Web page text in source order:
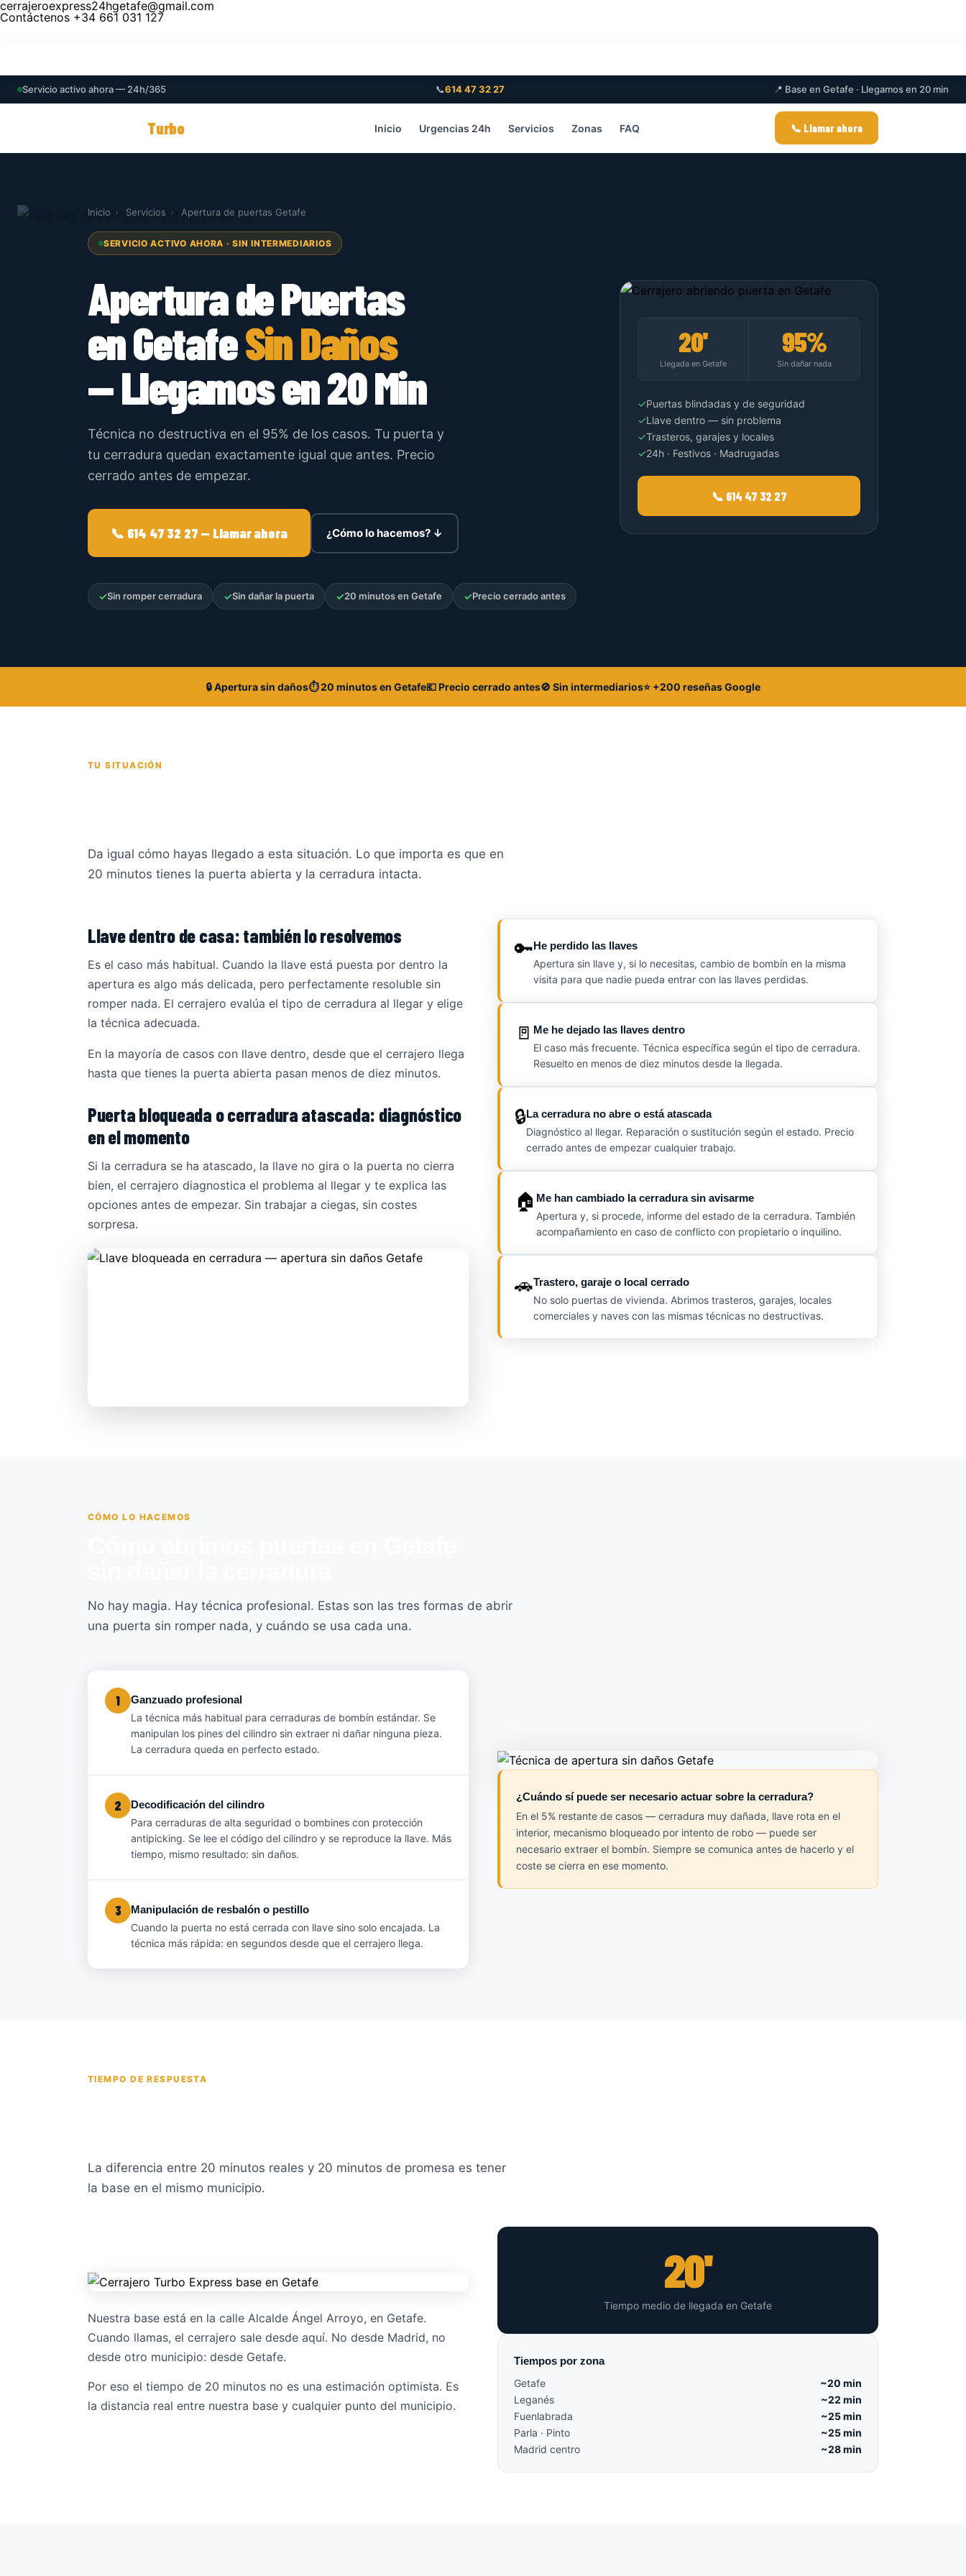
cerrajeroexpress24hgetafe@gmail.com
Contáctenos +34 661 031 127
Servicio activo ahora — 24h/365 📞614 47 32 27 📍 Base en Getafe · Llegamos en 20 min
TurboExpress Inicio Urgencias 24h Servicios Zonas FAQ 📞 Llamar ahora
Inicio › Servicios › Apertura de puertas Getafe
SERVICIO ACTIVO AHORA · SIN INTERMEDIARIOS
Apertura de Puertas
en GetafeSin Daños
— Llegamos en 20 Min
Técnica no destructiva en el 95% de los casos. Tu puerta y
tu cerradura quedan exactamente igual que antes. Precio
cerrado antes de empezar.
📞 614 47 32 27 — Llamar ahora ¿Cómo lo hacemos? ↓
✓Sin romper cerradura ✓Sin dañar la puerta ✓20 minutos en Getafe ✓Precio cerrado antes
20'
Llegada en Getafe
95%
Sin dañar nada
✓Puertas blindadas y de seguridad
✓Llave dentro — sin problema
✓Trasteros, garajes y locales
✓24h · Festivos · Madrugadas
📞 614 47 32 27
🔒 Apertura sin daños⏱️ 20 minutos en Getafe💶 Precio cerrado antes🚫 Sin intermediarios⭐ +200 reseñas Google
TU SITUACIÓN
Da igual cómo hayas llegado a esta situación. Lo que importa es que en
20 minutos tienes la puerta abierta y la cerradura intacta.
Llave dentro de casa: también lo resolvemos
Es el caso más habitual. Cuando la llave está puesta por dentro la
apertura es algo más delicada, pero perfectamente resoluble sin
romper nada. El cerrajero evalúa el tipo de cerradura al llegar y elige
la técnica adecuada.
En la mayoría de casos con llave dentro, desde que el cerrajero llega
hasta que tienes la puerta abierta pasan menos de diez minutos.
Puerta bloqueada o cerradura atascada: diagnóstico
en el momento
Si la cerradura se ha atascado, la llave no gira o la puerta no cierra
bien, el cerrajero diagnostica el problema al llegar y te explica las
opciones antes de empezar. Sin trabajar a ciegas, sin costes
sorpresa.
🔑He perdido las llaves
Apertura sin llave y, si lo necesitas, cambio de bombín en la misma
visita para que nadie pueda entrar con las llaves perdidas.
🚪 Me he dejado las llaves dentro
El caso más frecuente. Técnica específica según el tipo de cerradura.
Resuelto en menos de diez minutos desde la llegada.
🔒La cerradura no abre o está atascada
Diagnóstico al llegar. Reparación o sustitución según el estado. Precio
cerrado antes de empezar cualquier trabajo.
🏠 Me han cambiado la cerradura sin avisarme
Apertura y, si procede, informe del estado de la cerradura. También
acompañamiento en caso de conflicto con propietario o inquilino.
🚗Trastero, garaje o local cerrado
No solo puertas de vivienda. Abrimos trasteros, garajes, locales
comerciales y naves con las mismas técnicas no destructivas.
CÓMO LO HACEMOS
No hay magia. Hay técnica profesional. Estas son las tres formas de abrir
una puerta sin romper nada, y cuándo se usa cada una.
1
Ganzuado profesional
La técnica más habitual para cerraduras de bombín estándar. Se
manipulan los pines del cilindro sin extraer ni dañar ninguna pieza.
La cerradura queda en perfecto estado.
2
Decodificación del cilindro
Para cerraduras de alta seguridad o bombines con protección
antipicking. Se lee el código del cilindro y se reproduce la llave. Más
tiempo, mismo resultado: sin daños.
3
Manipulación de resbalón o pestillo
Cuando la puerta no está cerrada con llave sino solo encajada. La
técnica más rápida: en segundos desde que el cerrajero llega.
¿Cuándo sí puede ser necesario actuar sobre la cerradura?
En el 5% restante de casos — cerradura muy dañada, llave rota en el
interior, mecanismo bloqueado por intento de robo — puede ser
necesario extraer el bombín. Siempre se comunica antes de hacerlo y el
coste se cierra en ese momento.
TIEMPO DE RESPUESTA
La diferencia entre 20 minutos reales y 20 minutos de promesa es tener
la base en el mismo municipio.
Nuestra base está en la calle Alcalde Ángel Arroyo, en Getafe.
Cuando llamas, el cerrajero sale desde aquí. No desde Madrid, no
desde otro municipio: desde Getafe.
Por eso el tiempo de 20 minutos no es una estimación optimista. Es
la distancia real entre nuestra base y cualquier punto del municipio.
20'
Tiempo medio de llegada en Getafe
Tiempos por zona
Getafe
~20 min
Leganés
~22 min
Fuenlabrada
~25 min
Parla · Pinto
~25 min
Madrid centro
~28 min